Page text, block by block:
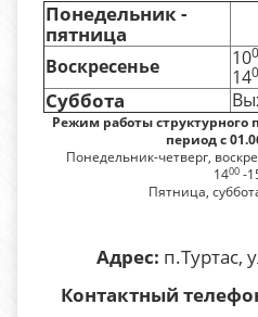
Понедельник -
пятница
Воскресенье 10
14
Суббота
Режим работы структурного
период с
Понедельник-четверг,
1400-
Пятница,
Адрес: п.Туртас,
Контактный